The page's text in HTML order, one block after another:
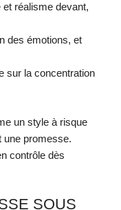
et réalisme devant,
des émotions, et
sur la concentration
un style à risque
une promesse.
contrôle dès
SOUS